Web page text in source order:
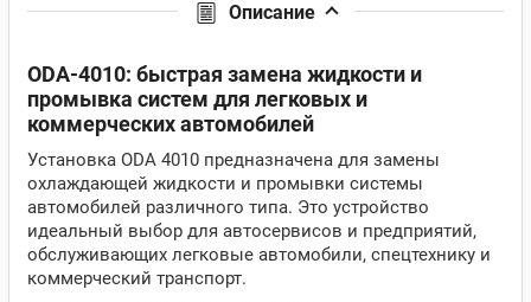
Описание
ODA-4010: быстрая замена жидкости и
промывка систем для легковых и
коммерческих автомобилей
Установка ODA 4010 предназначена для замены
охлаждающей жидкости и промывки системы
автомобилей различного типа. Это устройство
идеальный выбор для автосервисов и предприятий,
обслуживающих легковые автомобили, спецтехнику и
коммерческий транспорт.